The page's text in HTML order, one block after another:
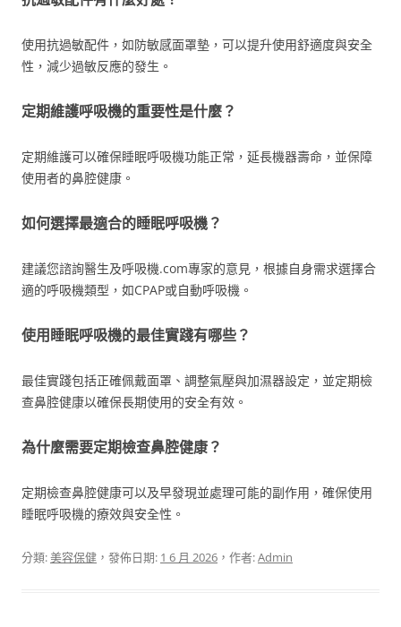
使用抗過敏配件，如防敏感面罩墊，可以提升使用舒適度與安全
性，減少過敏反應的發生。
定期維護呼吸機的重要性是什麼？
定期維護可以確保睡眠呼吸機功能正常，延長機器壽命，並保障
使用者的鼻腔健康。
如何選擇最適合的睡眠呼吸機？
建議您諮詢醫生及呼吸機.com專家的意見，根據自身需求選擇合
適的呼吸機類型，如CPAP或自動呼吸機。
使用睡眠呼吸機的最佳實踐有哪些？
最佳實踐包括正確佩戴面罩、調整氣壓與加濕器設定，並定期檢
查鼻腔健康以確保長期使用的安全有效。
為什麼需要定期檢查鼻腔健康？
定期檢查鼻腔健康可以及早發現並處理可能的副作用，確保使用
睡眠呼吸機的療效與安全性。
分類:美容保健 ，發佈日期: 1 6 月 2026 ，作者:Admin